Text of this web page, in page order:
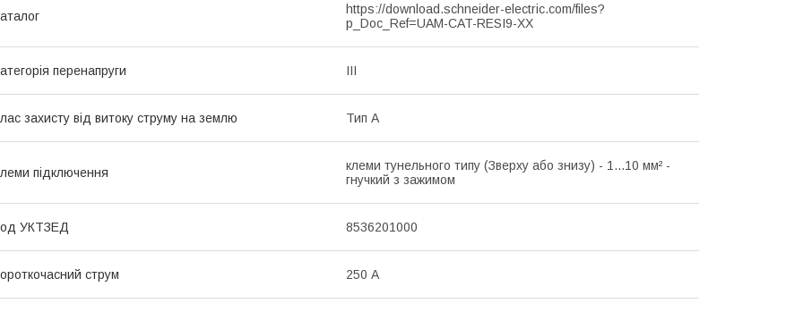
https://download.schneider-electric.com/files?
p_Doc_Ref=UAM-CAT-RESI9-XX
перенапруги ІІІ
захисту від витоку струму на землю Тип А
підключення
клеми тунельного типу (Зверху або знизу) - 1...10 мм² -
гнучкий з зажимом
УКТЗЕД 8536201000
струм 250 А